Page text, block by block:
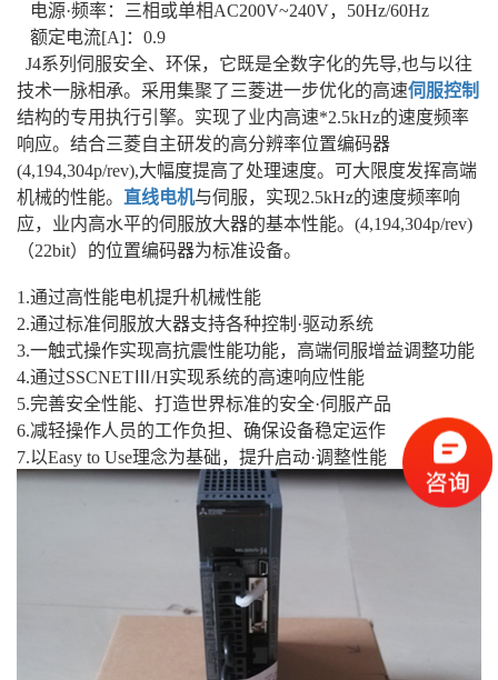
电源·频率：三相或单相AC200V~240V，50Hz/60Hz
额定电流[A]：0.9
J4系列伺服安全、环保，它既是全数字化的先导,也与以往
技术一脉相承。采用集聚了三菱进一步优化的高速伺服控制
结构的专用执行引擎。实现了业内高速*2.5kHz的速度频率
响应。结合三菱自主研发的高分辨率位置编码器
(4,194,304p/rev),大幅度提高了处理速度。可大限度发挥高端
机械的性能。 直线电机与伺服，实现2.5kHz的速度频率响
应，业内高水平的伺服放大器的基本性能。(4,194,304p/rev)
（22bit）的位置编码器为标准设备。
1.通过高性能电机提升机械性能
2.通过标准伺服放大器支持各种控制·驱动系统
3.一触式操作实现高抗震性能功能，高端伺服增益调整功能
4.通过SSCNETⅢ/H实现系统的高速响应性能
5.完善安全性能、打造世界标准的安全·伺服产品
6.减轻操作人员的工作负担、确保设备稳定运作
7.以Easy to Use理念为基础，提升启动·调整性能